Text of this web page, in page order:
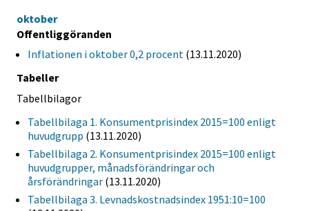
oktober
Offentliggöranden
Inflationen i oktober 0,2 procent (13.11.2020)
Tabeller
Tabellbilagor
Tabellbilaga 1. Konsumentprisindex 2015=100 enligt
huvudgrupp (13.11.2020)
Tabellbilaga 2. Konsumentprisindex 2015=100 enligt
huvudgrupper, månadsförändringar och
årsförändringar (13.11.2020)
Tabellbilaga 3. Levnadskostnadsindex 1951:10=100